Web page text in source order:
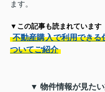
ます。
▼この記事も読まれています
不動産購入で利用でき
ついてご紹介
▼ 物件情報が見た